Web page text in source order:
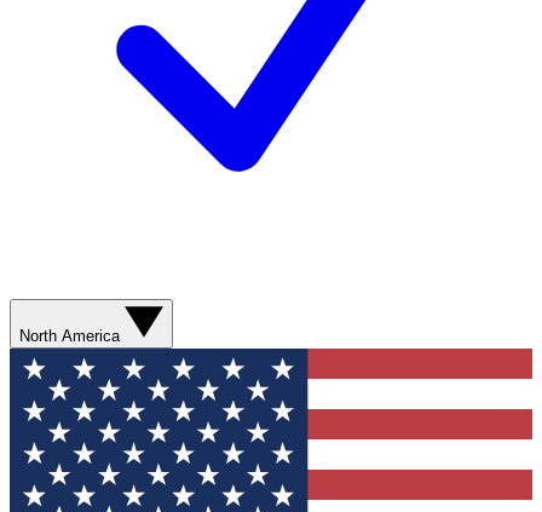
North America